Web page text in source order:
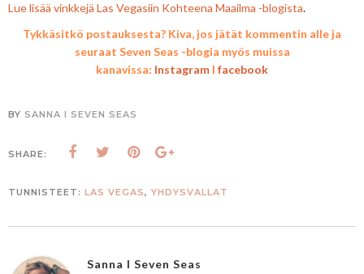
Lue lisää vinkkejä Las Vegasiin Kohteena Maailma -blogista.
Tykkäsitkö postauksesta? Kiva, jos jätät kommentin alle ja
seuraat Seven Seas -blogia myös muissa
kanavissa: Instagram I facebook
BY SANNA I SEVEN SEAS
SHARE:
TUNNISTEET: LAS VEGAS, YHDYSVALLAT
Sanna I Seven Seas